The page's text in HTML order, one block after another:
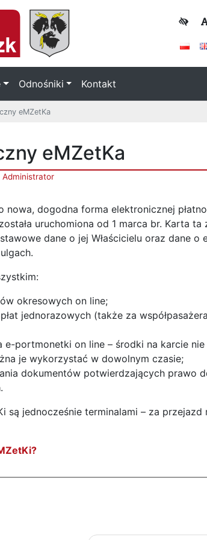
Odnośniki Kontakt
eMZetKa
eMZetKa
Administrator
nowa, dogodna forma elektronicznej
uruchomiona od 1 marca br. Karta ta
dane o jej Właścicielu oraz dane o
okresowych on line;
jednorazowych (także za
e-portmonetki on line – środki na karcie nie
je wykorzystać w dowolnym czasie;
dokumentów potwierdzających prawo
są jednocześnie terminalami – za przejazd